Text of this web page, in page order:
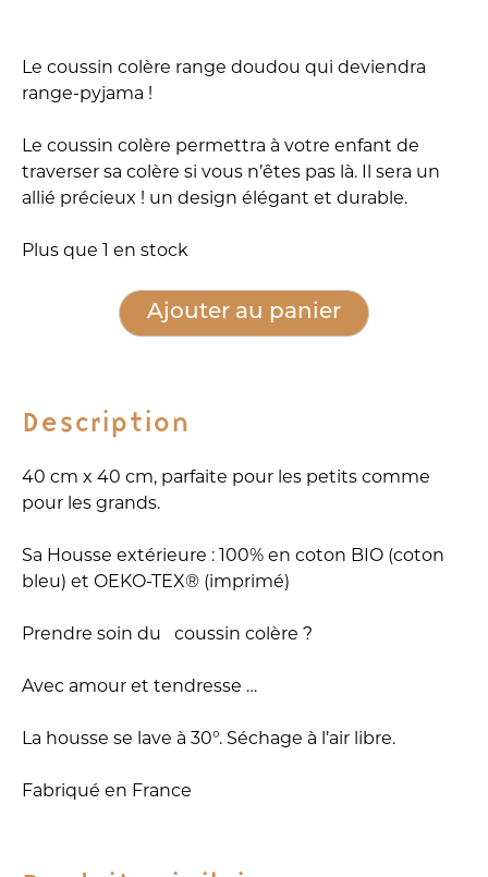
Le coussin colère range doudou qui deviendra
range-pyjama !
Le coussin colère permettra à votre enfant de
traverser sa colère si vous n’êtes pas là. Il sera un
allié précieux ! un design élégant et durable.
Plus que 1 en stock
quantité
de
Range
doudou,
Ajouter au panier
Alternative:
Description
40 cm x 40 cm, parfaite pour les petits comme
pour les grands.
Sa Housse extérieure : 100% en coton BIO (coton
bleu) et OEKO-TEX® (imprimé)
Prendre soin du coussin colère ?
Avec amour et tendresse …
La housse se lave à 30°. Séchage à l’air libre.
Fabriqué en France